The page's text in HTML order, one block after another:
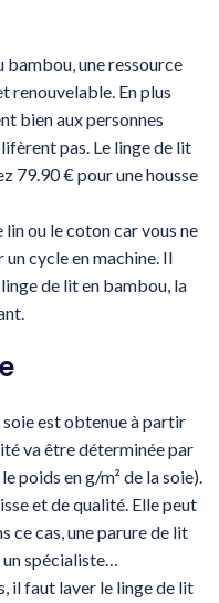
une ressource
renouvelable. En plus
bien aux personnes
pas. Le linge de lit
79.90 € pour une housse
ou le coton car vous ne
cycle en machine. Il
linge de lit en bambou, la
est obtenue à partir
va être déterminée par
poids en g/m² de la soie).
et de qualité. Elle peut
ce cas, une parure de lit
un spécialiste…
il faut laver le linge de lit